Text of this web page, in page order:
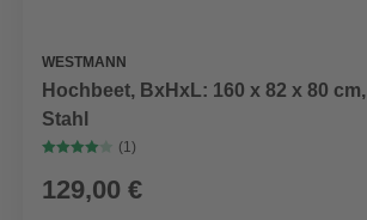
WESTMANN
Hochbeet, BxHxL: 160 x 82 x 80 cm,
Stahl
(1)
129,00 €